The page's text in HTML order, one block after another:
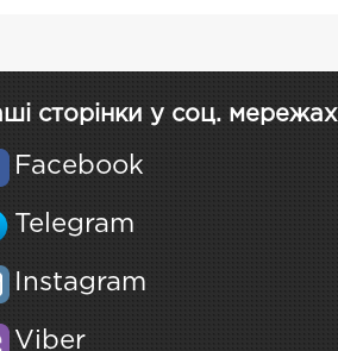
сторінки у соц. мережах
Facebook
Telegram
Instagram
Viber